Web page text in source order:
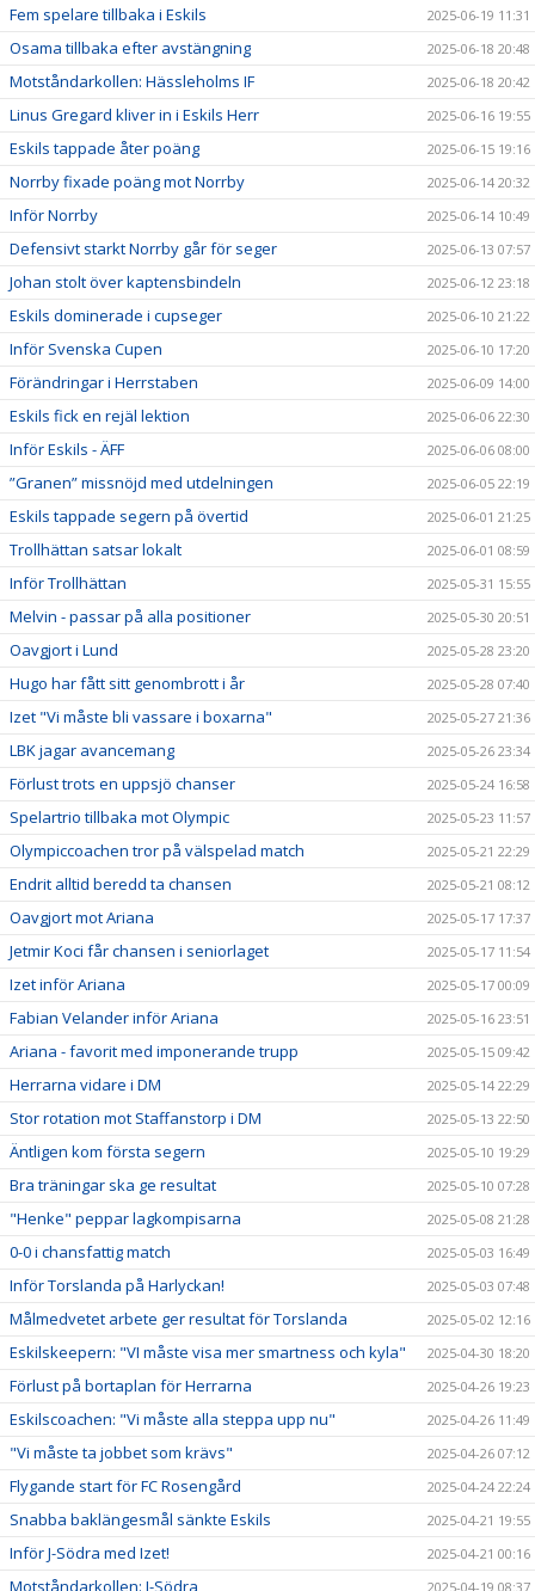
Fem spelare tillbaka i Eskils 2025-06-19 11:31
Osama tillbaka efter avstängning 2025-06-18 20:48
Motståndarkollen: Hässleholms IF 2025-06-18 20:42
Linus Gregard kliver in i Eskils Herr 2025-06-16 19:55
Eskils tappade åter poäng 2025-06-15 19:16
Norrby fixade poäng mot Norrby 2025-06-14 20:32
Inför Norrby 2025-06-14 10:49
Defensivt starkt Norrby går för seger 2025-06-13 07:57
Johan stolt över kaptensbindeln 2025-06-12 23:18
Eskils dominerade i cupseger 2025-06-10 21:22
Inför Svenska Cupen 2025-06-10 17:20
Förändringar i Herrstaben 2025-06-09 14:00
Eskils fick en rejäl lektion 2025-06-06 22:30
Inför Eskils - ÄFF 2025-06-06 08:00
”Granen” missnöjd med utdelningen 2025-06-05 22:19
Eskils tappade segern på övertid 2025-06-01 21:25
Trollhättan satsar lokalt 2025-06-01 08:59
Inför Trollhättan 2025-05-31 15:55
Melvin - passar på alla positioner 2025-05-30 20:51
Oavgjort i Lund 2025-05-28 23:20
Hugo har fått sitt genombrott i år 2025-05-28 07:40
Izet "Vi måste bli vassare i boxarna" 2025-05-27 21:36
LBK jagar avancemang 2025-05-26 23:34
Förlust trots en uppsjö chanser 2025-05-24 16:58
Spelartrio tillbaka mot Olympic 2025-05-23 11:57
Olympiccoachen tror på välspelad match 2025-05-21 22:29
Endrit alltid beredd ta chansen 2025-05-21 08:12
Oavgjort mot Ariana 2025-05-17 17:37
Jetmir Koci får chansen i seniorlaget 2025-05-17 11:54
Izet inför Ariana 2025-05-17 00:09
Fabian Velander inför Ariana 2025-05-16 23:51
Ariana - favorit med imponerande trupp 2025-05-15 09:42
Herrarna vidare i DM 2025-05-14 22:29
Stor rotation mot Staffanstorp i DM 2025-05-13 22:50
Äntligen kom första segern 2025-05-10 19:29
Bra träningar ska ge resultat 2025-05-10 07:28
"Henke" peppar lagkompisarna 2025-05-08 21:28
0-0 i chansfattig match 2025-05-03 16:49
Inför Torslanda på Harlyckan! 2025-05-03 07:48
Målmedvetet arbete ger resultat för Torslanda 2025-05-02 12:16
Eskilskeepern: "VI måste visa mer smartness och kyla" 2025-04-30 18:20
Förlust på bortaplan för Herrarna 2025-04-26 19:23
Eskilscoachen: "Vi måste alla steppa upp nu" 2025-04-26 11:49
"Vi måste ta jobbet som krävs" 2025-04-26 07:12
Flygande start för FC Rosengård 2025-04-24 22:24
Snabba baklängesmål sänkte Eskils 2025-04-21 19:55
Inför J-Södra med Izet! 2025-04-21 00:16
Motståndarkollen: J-Södra 2025-04-19 08:37